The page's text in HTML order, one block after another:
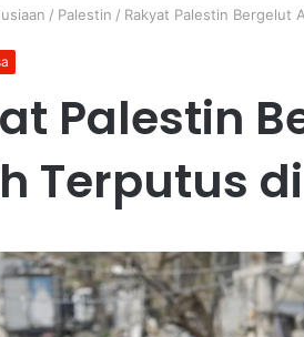
/ Palestin / Rakyat Palestin Bergelut
Palestin
Terputus